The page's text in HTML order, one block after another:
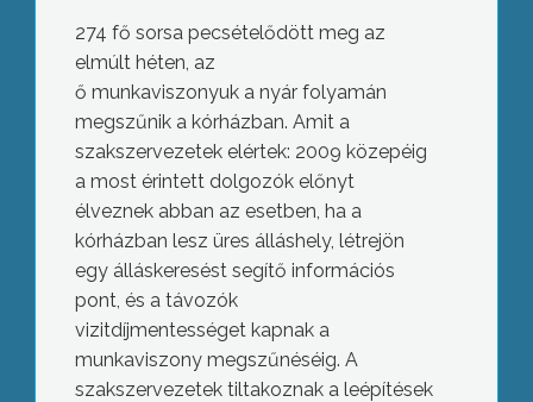
274 fő sorsa pecsételődött meg az
elmúlt héten, az
ő munkaviszonyuk a nyár folyamán
megszűnik a kórházban. Amit a
szakszervezetek elértek: 2009 közepéig
a most érintett dolgozók előnyt
élveznek abban az esetben, ha a
kórházban lesz üres álláshely, létrejön
egy álláskeresést segítő információs
pont, és a távozók
vizitdíjmentességet kapnak a
munkaviszony megszűnéséig. A
szakszervezetek tiltakoznak a leépítések